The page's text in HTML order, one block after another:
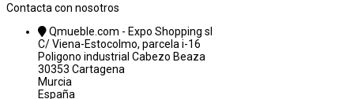
Contacta con nosotros
Qmueble.com - Expo Shopping sl
C/ Viena-Estocolmo, parcela i-16
Poligono industrial Cabezo Beaza
30353 Cartagena
Murcia
España